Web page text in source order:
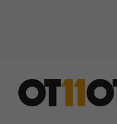
contenuto